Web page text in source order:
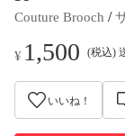
Couture Brooch /
¥ 1,500 (税込)
いいね！